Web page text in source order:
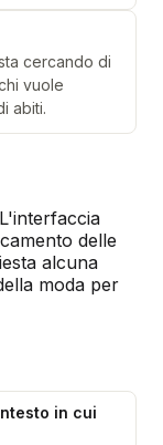
cercando di
vuole
abiti.
delle
alcuna
moda per
in cui